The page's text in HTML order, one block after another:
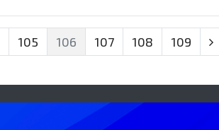
105 106 107 108 109